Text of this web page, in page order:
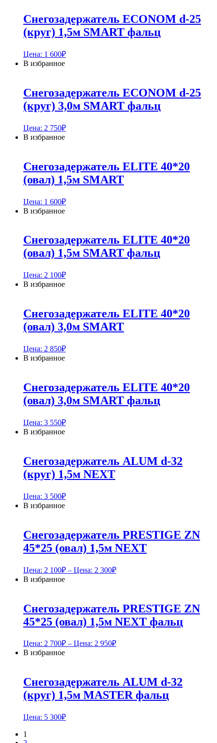
Снегозадержатель ECONOM d-25
(круг) 1,5м SMART фальц
Цена: 1 600₽
В избранное
Снегозадержатель ECONOM d-25
(круг) 3,0м SMART фальц
Цена: 2 750₽
В избранное
Снегозадержатель ELITE 40*20
(овал) 1,5м SMART
Цена: 1 600₽
В избранное
Снегозадержатель ELITE 40*20
(овал) 1,5м SMART фальц
Цена: 2 100₽
В избранное
Снегозадержатель ELITE 40*20
(овал) 3,0м SMART
Цена: 2 850₽
В избранное
Снегозадержатель ELITE 40*20
(овал) 3,0м SMART фальц
Цена: 3 550₽
В избранное
Снегозадержатель ALUM d-32
(круг) 1,5м NEXT
Цена: 3 500₽
В избранное
Снегозадержатель PRESTIGE ZN
45*25 (овал) 1,5м NEXT
Цена: 2 100₽ – Цена: 2 300₽
В избранное
Снегозадержатель PRESTIGE ZN
45*25 (овал) 1,5м NEXT фальц
Цена: 2 700₽ – Цена: 2 950₽
В избранное
Снегозадержатель ALUM d-32
(круг) 1,5м MASTER фальц
Цена: 5 300₽
1